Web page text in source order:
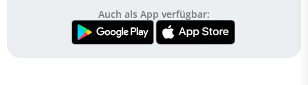
Auch als App verfügbar: